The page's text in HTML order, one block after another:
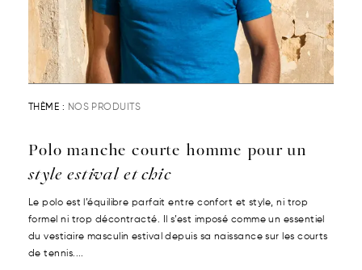
THÈME : NOS PRODUITS
Polo manche courte homme pour un
style estival et chic
Le polo est l’équilibre parfait entre confort et style, ni trop
formel ni trop décontracté. Il s’est imposé comme un essentiel
du vestiaire masculin estival depuis sa naissance sur les courts
de tennis....